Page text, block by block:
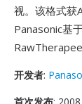
视。该格式获
Panasonic基
RawTherapee
开发者: